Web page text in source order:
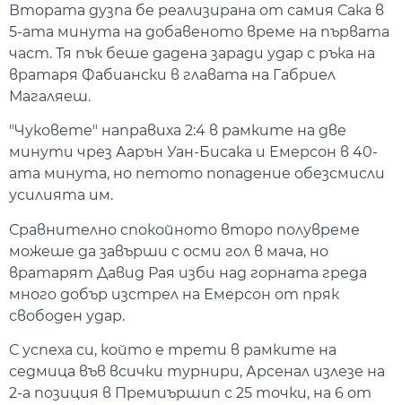
Втората дузпа бе реализирана от самия Сака в
5-ата минута на добавеното време на първата
част. Тя пък беше дадена заради удар с ръка на
вратаря Фабиански в главата на Габриел
Магаляеш.
"Чуковете" направиха 2:4 в рамките на две
минути чрез Аарън Уан-Бисака и Емерсон в 40-
ата минута, но петото попадение обезсмисли
усилията им.
Сравнително спокойното второ полувреме
можеше да завърши с осми гол в мача, но
вратарят Давид Рая изби над горната греда
много добър изстрел на Емерсон от пряк
свободен удар.
С успеха си, който е трети в рамките на
седмица във всички турнири, Арсенал излезе на
2-а позиция в Премиършип с 25 точки, на 6 от